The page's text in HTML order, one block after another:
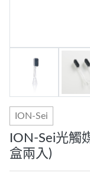
ION-Sei
ION-Sei光觸
盒兩入)